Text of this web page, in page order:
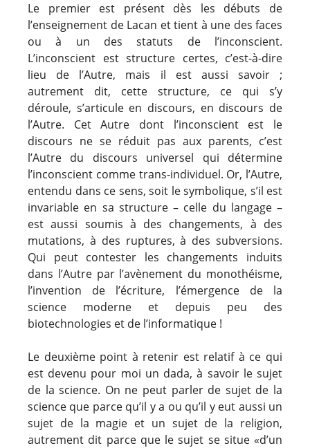
Le premier est présent dès les débuts de
l’enseignement de Lacan et tient à une des faces
ou à un des statuts de l’inconscient.
L’inconscient est structure certes, c’est-à-dire
lieu de l’Autre, mais il est aussi savoir ;
autrement dit, cette structure, ce qui s’y
déroule, s’articule en discours, en discours de
l’Autre. Cet Autre dont l’inconscient est le
discours ne se réduit pas aux parents, c’est
l’Autre du discours universel qui détermine
l’inconscient comme trans-individuel. Or, l’Autre,
entendu dans ce sens, soit le symbolique, s’il est
invariable en sa structure – celle du langage –
est aussi soumis à des changements, à des
mutations, à des ruptures, à des subversions.
Qui peut contester les changements induits
dans l’Autre par l’avènement du monothéisme,
l’invention de l’écriture, l’émergence de la
science moderne et depuis peu des
biotechnologies et de l’informatique !
Le deuxième point à retenir est relatif à ce qui
est devenu pour moi un dada, à savoir le sujet
de la science. On ne peut parler de sujet de la
science que parce qu’il y a ou qu’il y eut aussi un
sujet de la magie et un sujet de la religion,
autrement dit parce que le sujet se situe «d’un